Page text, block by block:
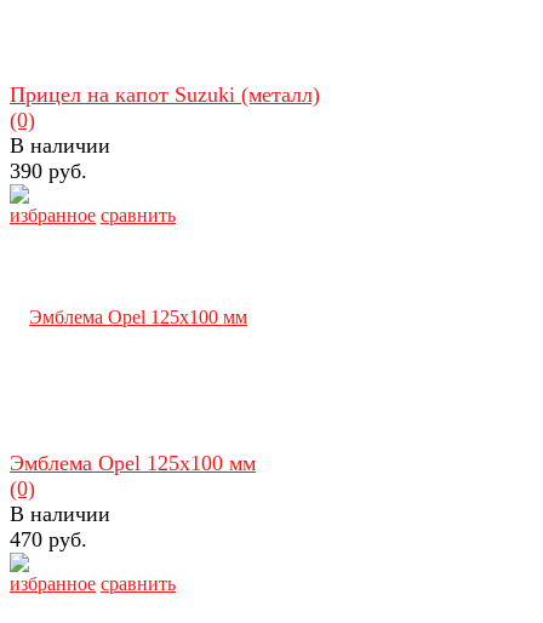
избранное сравнить
Прицел на капот Suzuki (металл)
(0)
В наличии
390 руб.
избранное сравнить
Эмблема Opel 125х100 мм
(0)
В наличии
470 руб.